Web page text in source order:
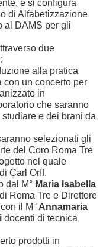
e si configura
di Alfabetizzazione
al DAMS per gli
due
alla pratica
un concerto per
in
che saranno
e dei brani da
selezionati gli
del Coro Roma Tre
nel quale
Carl Orff.
dal M° Maria Isabella
Roma Tre e Direttore
il M° Annamaria
docenti di tecnica
prodotti in